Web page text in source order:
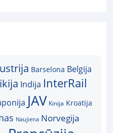
Barselona Belgija
Indija InterRail
JAV Kinija Kroatija
Naujiena Norvegija